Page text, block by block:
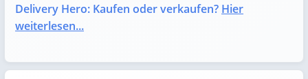
Delivery Hero: Kaufen oder verkaufen? Hier
weiterlesen...